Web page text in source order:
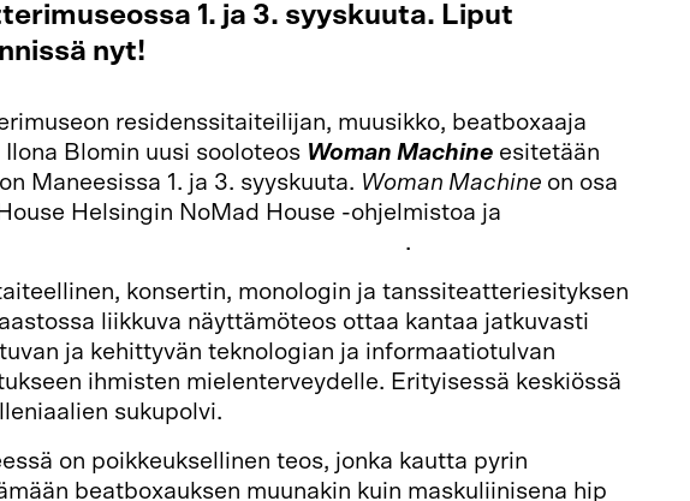
1. ja 3. syyskuuta. Liput
nyt!
residenssitaiteilijan, muusikko, beatboxaaja
Ilona Blomin uusi sooloteos Woman Machine esitetään
Maneesissa 1. ja 3. syyskuuta. Woman Machine on osa
Helsingin NoMad House -ohjelmistoa ja
.
konsertin, monologin ja tanssiteatteriesityksen
liikkuva näyttämöteos ottaa kantaa jatkuvasti
ja kehittyvän teknologian ja informaatiotulvan
ihmisten mielenterveydelle. Erityisessä keskiössä
sukupolvi.
on poikkeuksellinen teos, jonka kautta pyrin
beatboxauksen muunakin kuin maskuliinisena hip